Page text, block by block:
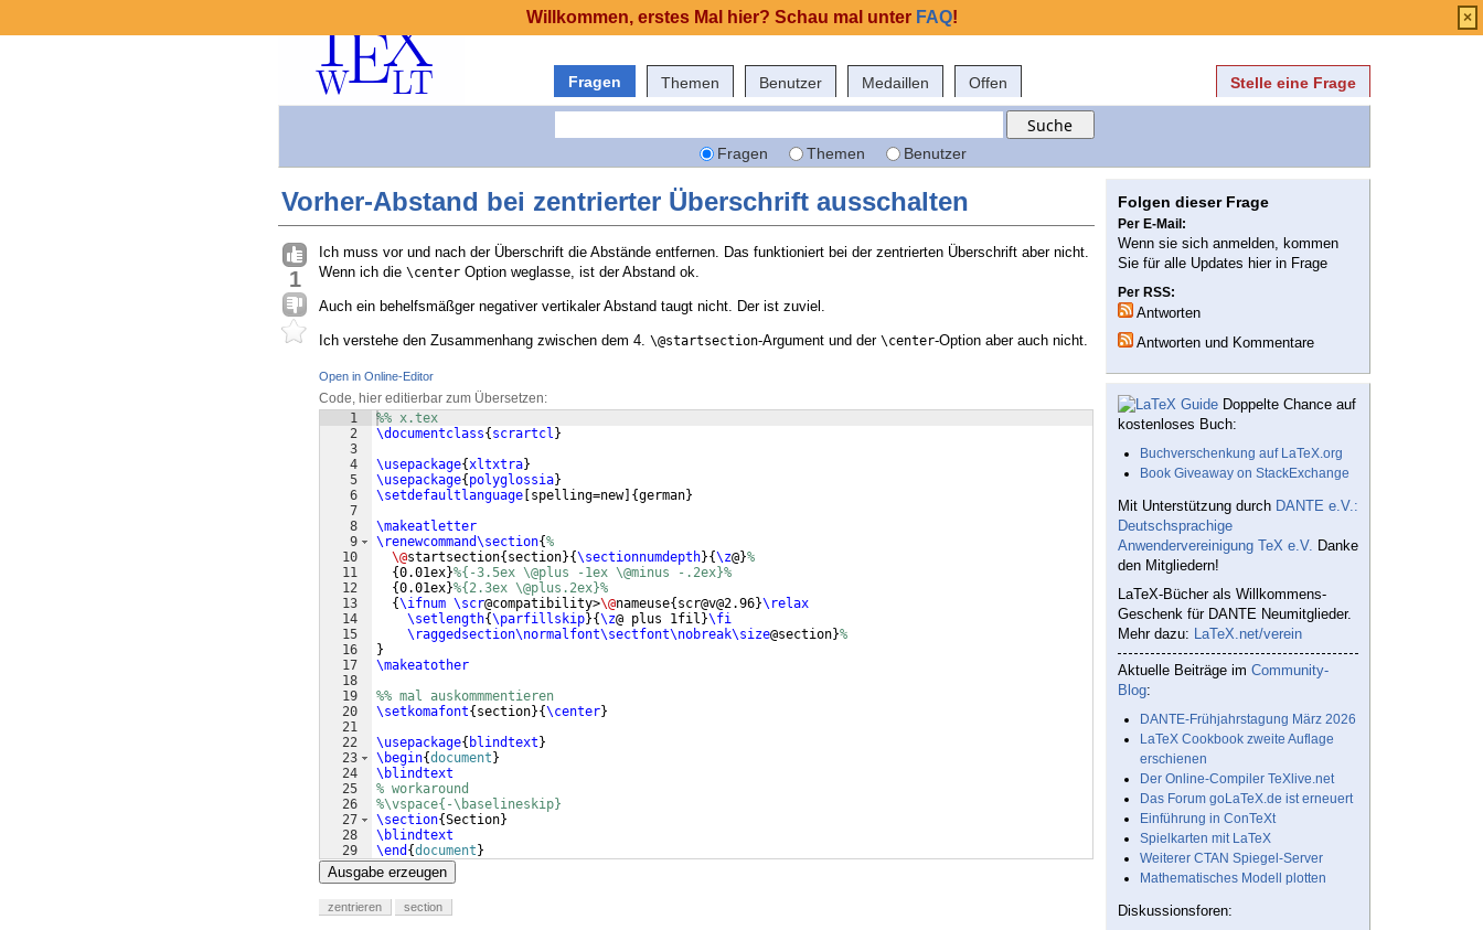
Fragen Themen Benutzer Medaillen Offen Stelle eine Frage
Fragen Themen Benutzer
Vorher-Abstand bei zentrierter Überschrift ausschalten
1
Ich muss vor und nach der Überschrift die Abstände entfernen. Das funktioniert bei der zentrierten Überschrift aber nicht.
Wenn ich die \center Option weglasse, ist der Abstand ok.
Auch ein behelfsmäßger negativer vertikaler Abstand taugt nicht. Der ist zuviel.
Ich verstehe den Zusammenhang zwischen dem 4. \@startsection-Argument und der \center-Option aber auch nicht.
Open in Online-Editor
Code, hier editierbar zum Übersetzen:
1
2
3
4
5
6
7
8
9
10
11
12
13
14
15
16
17
18
19
20
21
22
23
24
25
26
27
28
29
%% x.tex
\documentclass{ scrartcl }
\usepackage{xltxtra}
\usepackage{ polyglossia}
\setdefaultlanguage spelling=new] {german}
\makeatletter
\renewcommand\section{%
\@startsection{ section}{\sectionnumdepth}{\z@}%
{0.01ex}%{-3.5ex \@plus -1ex \@minus -.2ex}%
{0.01ex}%{2.3ex \@plus.2ex}%
{\ifnum \scr@compatibility>\@nameuse{ scr@v@2.96}\relax
\setlength{\parfillskip}{\z@ plus 1fil }\fi
\raggedsection\normalfont\sectfont\nobreak\size@section}%
}
\makeatother
%% mal auskommmentieren
\setkomafont{ section}{\center}
\usepackage{ blindtext }
\begin{document }
\blindtext
% workaround
%\vspace{-\baselineskip}
\section{Section}
\blindtext
\end {document }
Ausgabe erzeugen
zentrieren section
Folgen dieser Frage
Per E-Mail:
Wenn sie sich anmelden, kommen
Sie für alle Updates hier in Frage
Per RSS:
Antworten
Antworten und Kommentare
Doppelte Chance auf
kostenloses Buch:
Buchverschenkung auf LaTeX.org
Book Giveaway on StackExchange
Mit Unterstützung durch DANTE e.V.:
Deutschsprachige
Anwendervereinigung TeX e.V. Danke
den Mitgliedern!
LaTeX-Bücher als Willkommens-
Geschenk für DANTE Neumitglieder.
Mehr dazu: LaTeX.net/verein
Aktuelle Beiträge im Community-
Blog:
DANTE-Frühjahrstagung März 2026
LaTeX Cookbook zweite Auflage
erschienen
Der Online-Compiler TeXlive.net
Das Forum goLaTeX.de ist erneuert
Einführung in ConTeXt
Spielkarten mit LaTeX
Weiterer CTAN Spiegel-Server
Mathematisches Modell plotten
Diskussionsforen:
Willkommen, erstes Mal hier? Schau mal unter FAQ! ×